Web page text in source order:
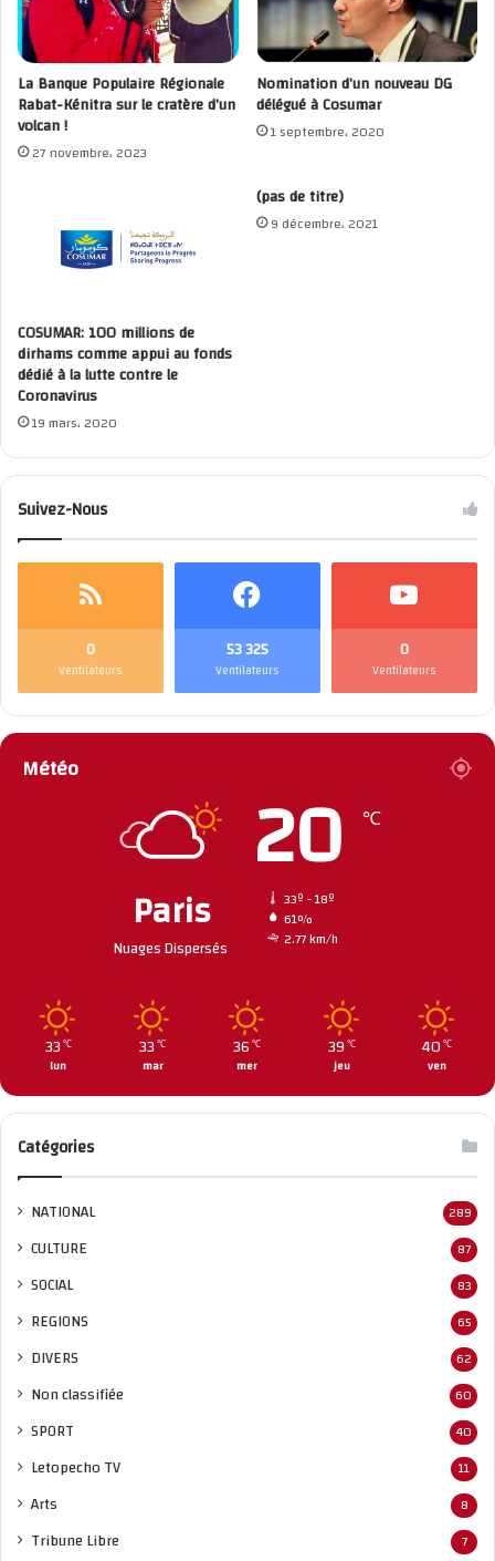
La Banque Populaire Régionale
Rabat-Kénitra sur le cratère d’un
volcan !
27 novembre، 2023
Nomination d’un nouveau DG
délégué à Cosumar
1 septembre، 2020
COSUMAR: 100 millions de
dirhams comme appui au fonds
dédié à la lutte contre le
Coronavirus
19 mars، 2020
(pas de titre)
9 décembre، 2021
Suivez-Nous
0
Ventilateurs
53 325
Ventilateurs
0
Ventilateurs
Météo
Paris
Nuages Dispersés
20 ℃
33º - 18º
61%
2.77 km/h
33℃
lun
33℃
mar
36 ℃
mer
39℃
jeu
40℃
ven
Catégories
NATIONAL 289
CULTURE 87
SOCIAL 83
REGIONS 65
DIVERS 62
Non classifiée 60
SPORT 40
Letopecho TV 11
Arts 8
Tribune Libre 7